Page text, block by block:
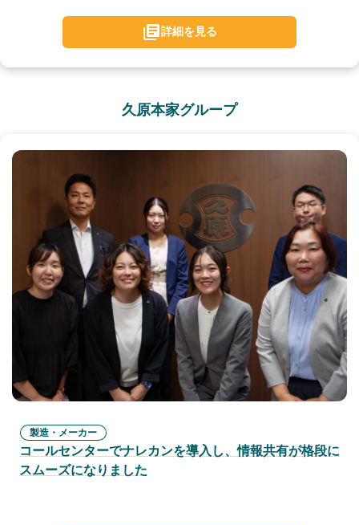
詳細を見る
久原本家グループ
製造・メーカー
コールセンターでナレカンを導入し、情報共有が格段に
スムーズになりました